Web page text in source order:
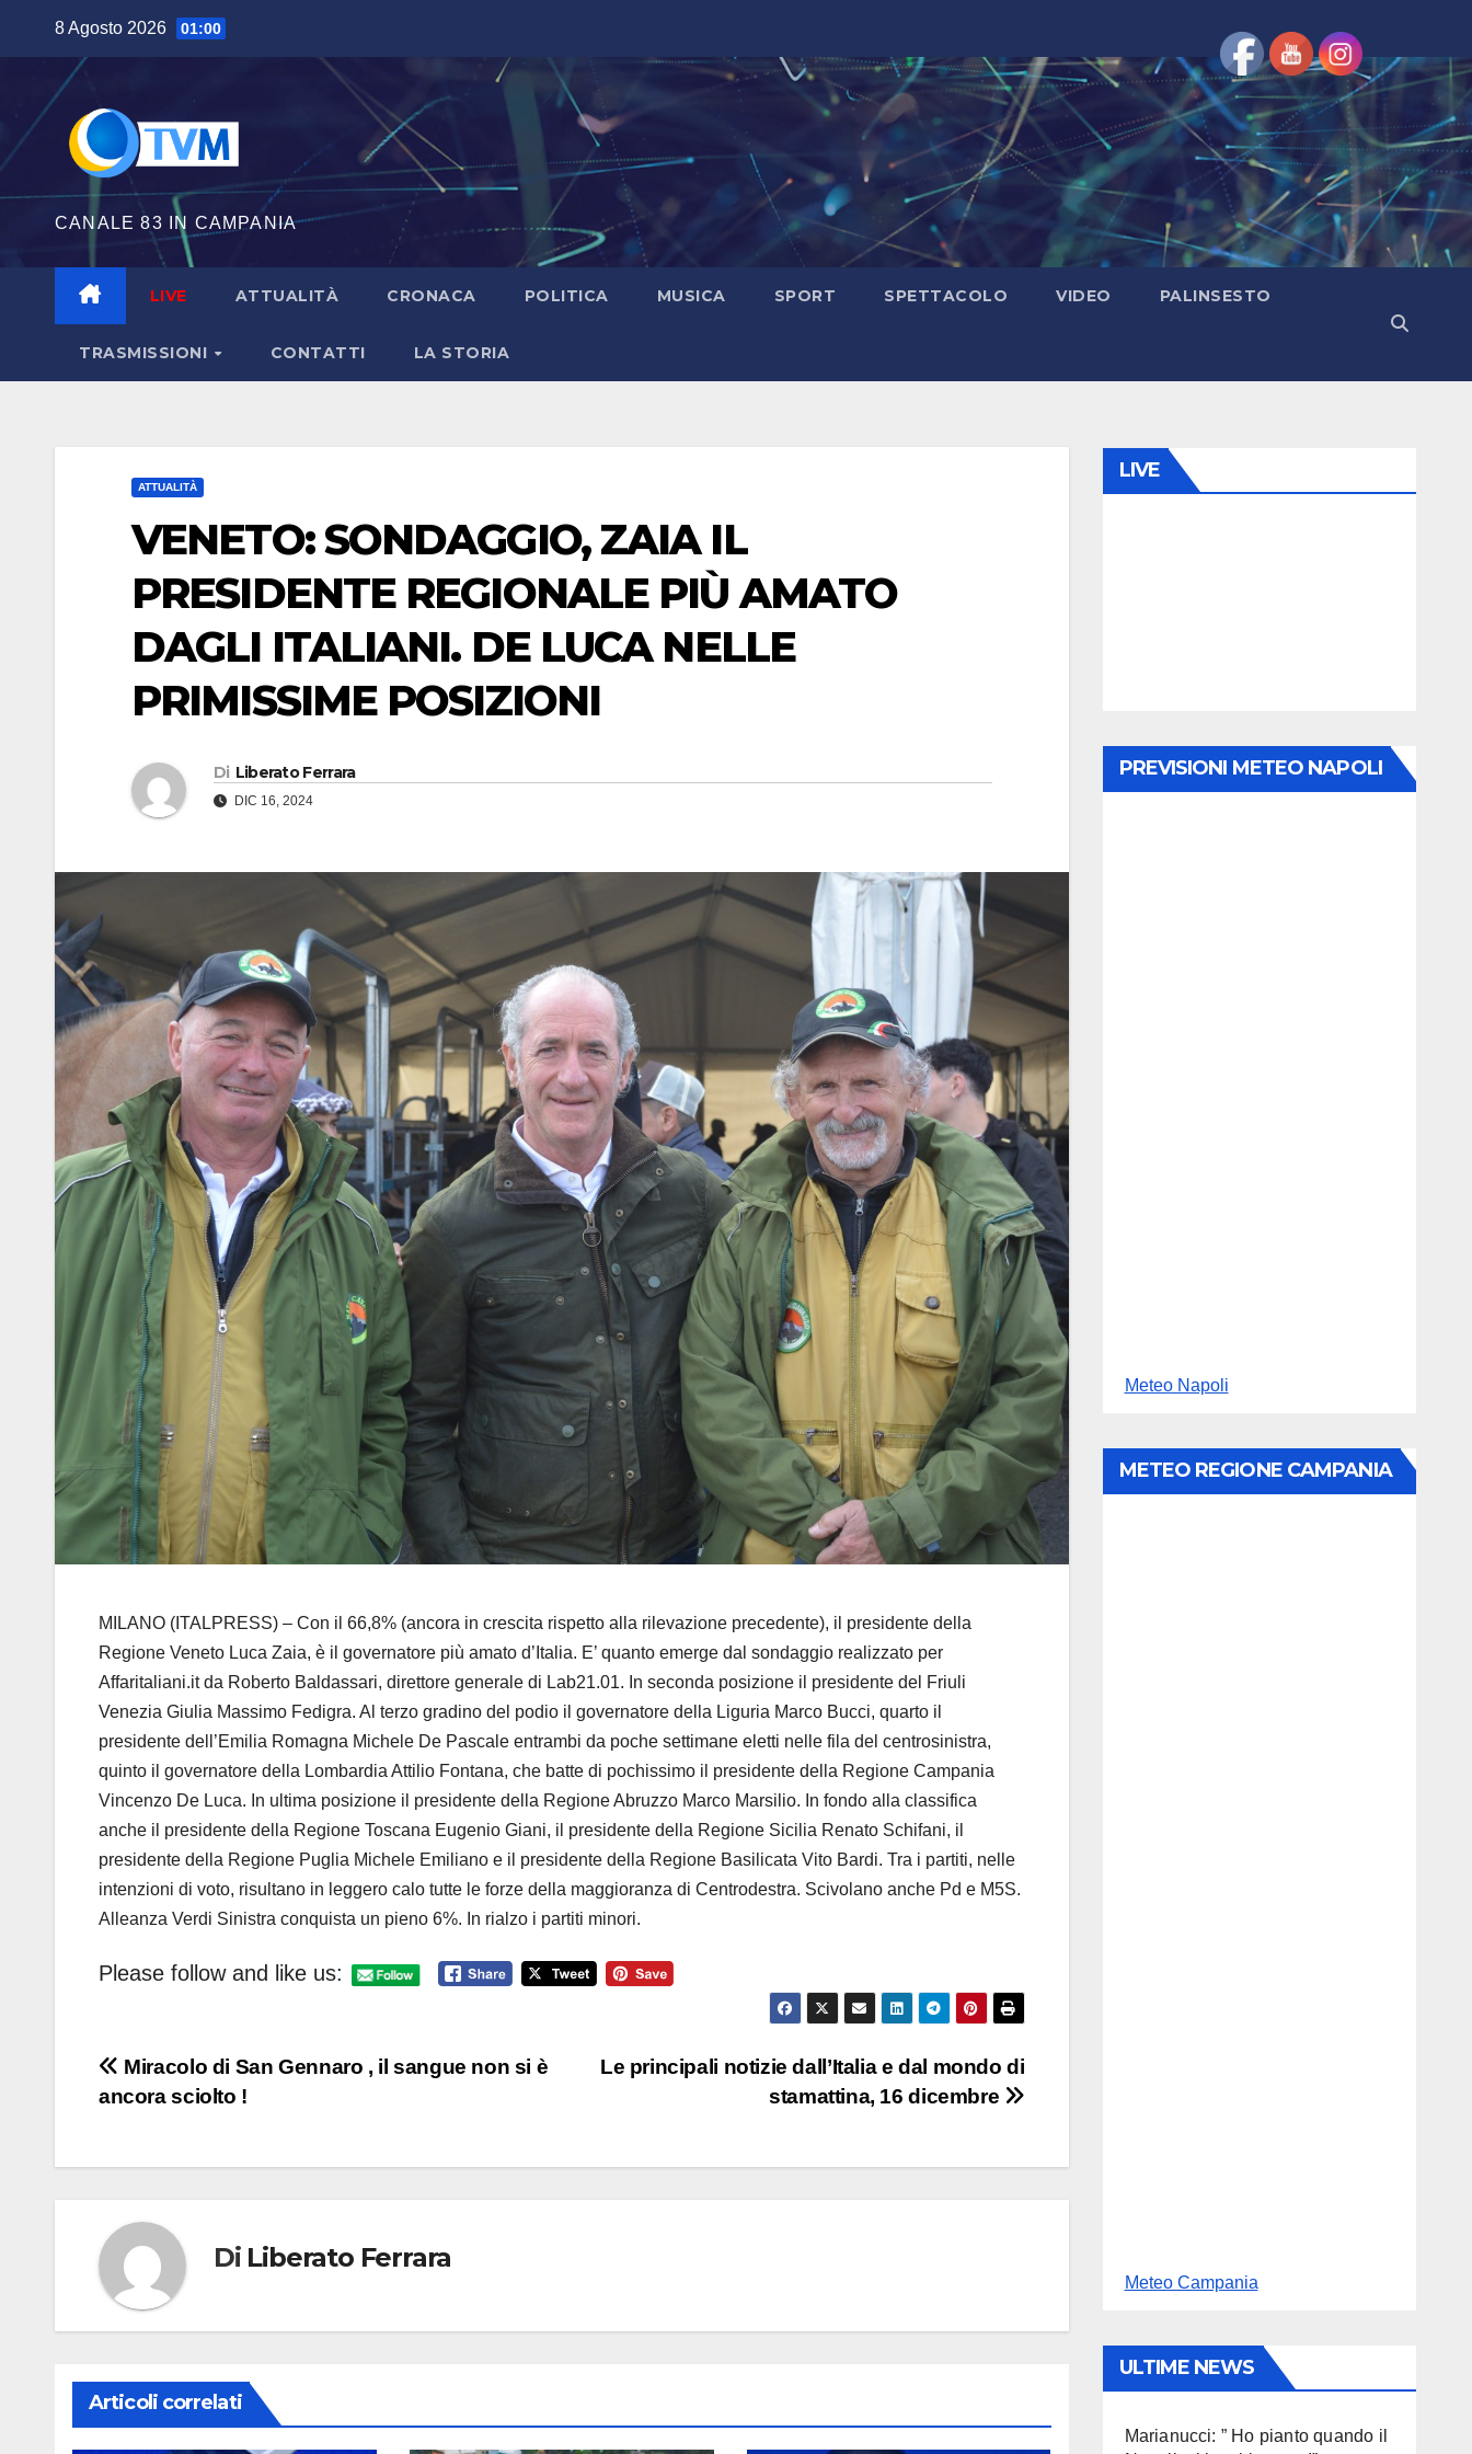
contenuto
8 Agosto 2026 01:00
CANALE 83 IN CAMPANIA
LIVE ATTUALITÀ CRONACA POLITICA MUSICA SPORT SPETTACOLO VIDEO PALINSESTO
TRASMISSIONI CONTATTI LA STORIA
ATTUALITÀ
VENETO: SONDAGGIO, ZAIA IL
PRESIDENTE REGIONALE PIÙ AMATO
DAGLI ITALIANI. DE LUCA NELLE
PRIMISSIME POSIZIONI
Di Liberato Ferrara
DIC 16, 2024
MILANO (ITALPRESS) – Con il 66,8% (ancora in crescita rispetto alla rilevazione precedente), il presidente della
Regione Veneto Luca Zaia, è il governatore più amato d’Italia. E’ quanto emerge dal sondaggio realizzato per
Affaritaliani.it da Roberto Baldassari, direttore generale di Lab21.01. In seconda posizione il presidente del Friuli
Venezia Giulia Massimo Fedigra. Al terzo gradino del podio il governatore della Liguria Marco Bucci, quarto il
presidente dell’Emilia Romagna Michele De Pascale entrambi da poche settimane eletti nelle fila del centrosinistra,
quinto il governatore della Lombardia Attilio Fontana, che batte di pochissimo il presidente della Regione Campania
Vincenzo De Luca. In ultima posizione il presidente della Regione Abruzzo Marco Marsilio. In fondo alla classifica
anche il presidente della Regione Toscana Eugenio Giani, il presidente della Regione Sicilia Renato Schifani, il
presidente della Regione Puglia Michele Emiliano e il presidente della Regione Basilicata Vito Bardi. Tra i partiti, nelle
intenzioni di voto, risultano in leggero calo tutte le forze della maggioranza di Centrodestra. Scivolano anche Pd e M5S.
Alleanza Verdi Sinistra conquista un pieno 6%. In rialzo i partiti minori.
Please follow and like us:
Navigazione
Le principali notizie dall’Italia e dal mondo di
stamattina, 16 dicembre
Miracolo di San Gennaro , il sangue non si è
ancora sciolto !
Di Liberato Ferrara
Articoli correlati
LIVE
PREVISIONI METEO NAPOLI
Meteo Napoli
METEO REGIONE CAMPANIA
Meteo Campania
ULTIME NEWS
Marianucci: ” Ho pianto quando il